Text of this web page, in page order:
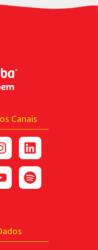
confirma ter 18
e uso dos dados
aqui descritas.
Canais